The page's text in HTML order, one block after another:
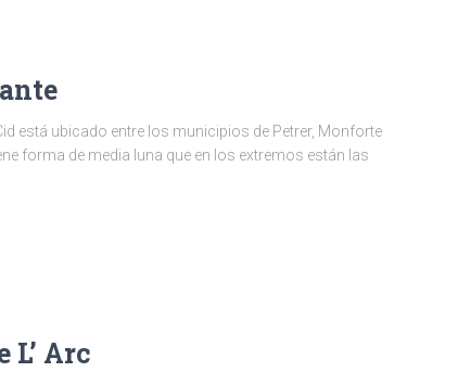
está ubicado entre los municipios de Petrer, Monforte
forma de media luna que en los extremos están las
Arc